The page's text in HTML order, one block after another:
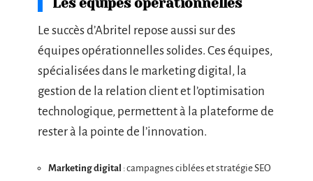
Les équipes opérationnelles
Le succès d’Abritel repose aussi sur des
équipes opérationnelles solides. Ces équipes,
spécialisées dans le marketing digital, la
gestion de la relation client et l’optimisation
technologique, permettent à la plateforme de
rester à la pointe de l’innovation.
Marketing digital : campagnes ciblées et stratégie SEO